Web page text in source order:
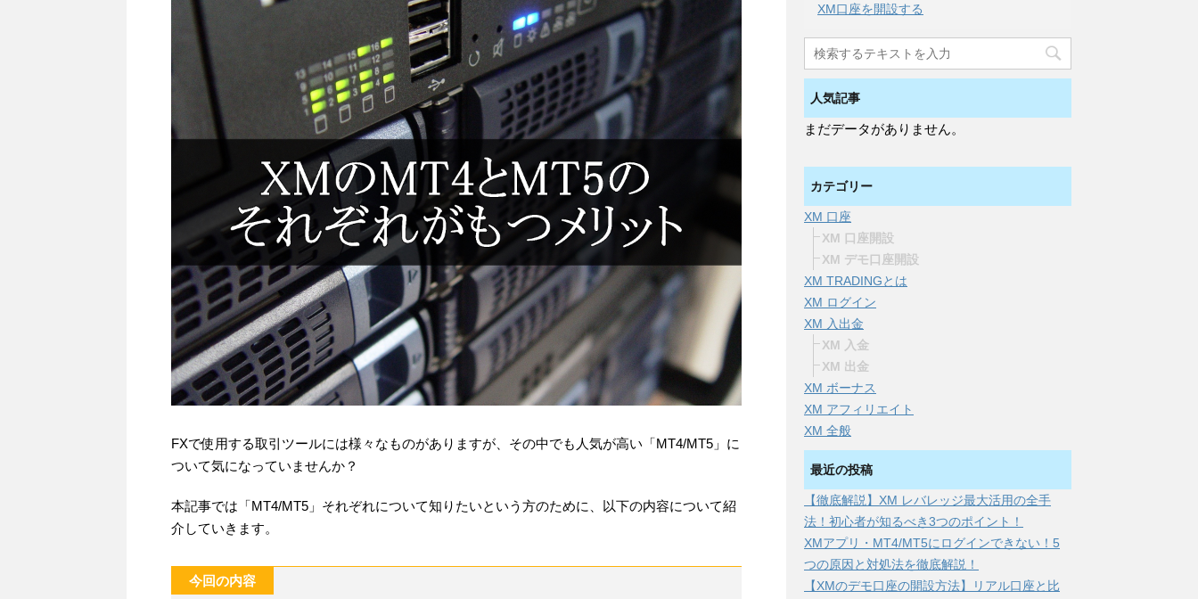
FXで使用する取引ツールには様々なものがありますが、その中でも人気が高い「MT4/MT5」に
ついて気になっていませんか？
本記事では「MT4/MT5」それぞれについて知りたいという方のために、以下の内容について紹
介していきます。
今回の内容
XM口座を開設する
人気記事
まだデータがありません。
カテゴリー
XM 口座
XM 口座開設
XM デモ口座開設
XM TRADINGとは
XM ログイン
XM 入出金
XM 入金
XM 出金
XM ボーナス
XM アフィリエイト
XM 全般
最近の投稿
【徹底解説】XM レバレッジ最大活用の全手
法！初心者が知るべき3つのポイント！
XMアプリ・MT4/MT5にログインできない！5
つの原因と対処法を徹底解説！
【XMのデモ口座の開設方法】リアル口座と比